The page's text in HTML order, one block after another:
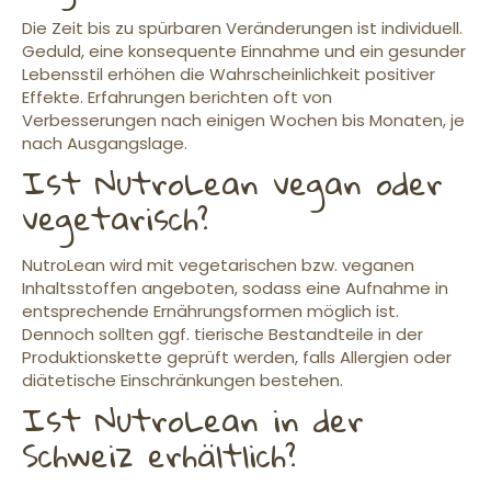
Die Zeit bis zu spürbaren Veränderungen ist individuell.
Geduld, eine konsequente Einnahme und ein gesunder
Lebensstil erhöhen die Wahrscheinlichkeit positiver
Effekte. Erfahrungen berichten oft von
Verbesserungen nach einigen Wochen bis Monaten, je
nach Ausgangslage.
Ist NutroLean vegan oder
vegetarisch?
NutroLean wird mit vegetarischen bzw. veganen
Inhaltsstoffen angeboten, sodass eine Aufnahme in
entsprechende Ernährungsformen möglich ist.
Dennoch sollten ggf. tierische Bestandteile in der
Produktionskette geprüft werden, falls Allergien oder
diätetische Einschränkungen bestehen.
Ist NutroLean in der
Schweiz erhältlich?